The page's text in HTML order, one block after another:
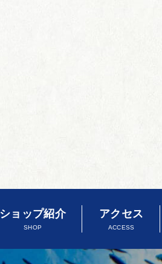
ショップ紹介
SHOP
アクセス
ACCESS